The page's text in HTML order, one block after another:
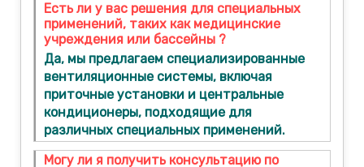
Есть ли у вас решения для специальных
применений, таких как медицинские
учреждения или бассейны ?
Да, мы предлагаем специализированные
вентиляционные системы, включая
приточные установки и центральные
кондиционеры, подходящие для
различных специальных применений.
Могу ли я получить консультацию по